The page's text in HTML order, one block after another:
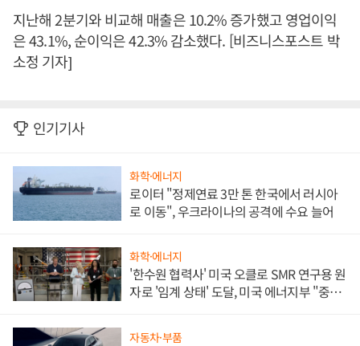
지난해 2분기와 비교해 매출은 10.2% 증가했고 영업이익
은 43.1%, 순이익은 42.3% 감소했다. [비즈니스포스트 박
소정 기자]
인기기사
화학·에너지
로이터 "정제연료 3만 톤 한국에서 러시아
로 이동", 우크라이나의 공격에 수요 늘어
화학·에너지
'한수원 협력사' 미국 오클로 SMR 연구용 원
자로 '임계 상태' 도달, 미국 에너지부 "중요
자동차·부품